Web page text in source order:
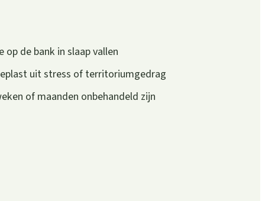
op de bank in slaap vallen
uit stress of territoriumgedrag
of maanden onbehandeld zijn